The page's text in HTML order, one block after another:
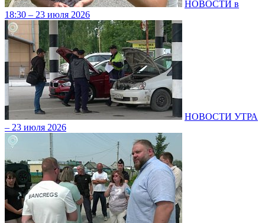
НОВОСТИ в
18:30 – 23 июля 2026
НОВОСТИ УТРА
– 23 июля 2026